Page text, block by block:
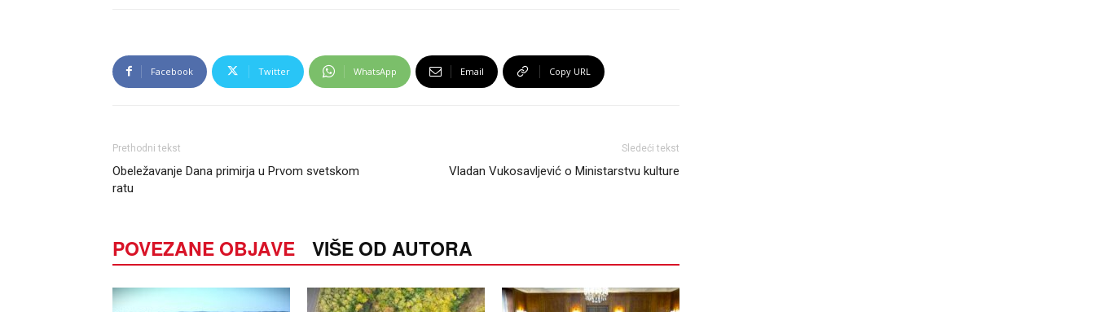
Facebook Twitter WhatsApp Email Copy URL
Prethodni tekst
Obeležavanje Dana primirja u Prvom svetskom
ratu
Sledeći tekst
Vladan Vukosavljević o Ministarstvu kulture
POVEZANE OBJAVE VIŠE OD AUTORA